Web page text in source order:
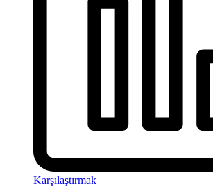
Karşılaştırmak